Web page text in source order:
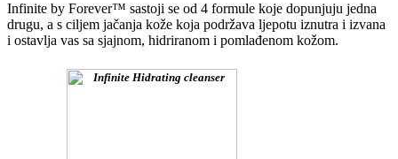
Infinite by Forever™ sastoji se od 4 formule koje dopunjuju jedna
drugu, a s ciljem jačanja kože koja podržava ljepotu iznutra i izvana
i ostavlja vas sa sjajnom, hidriranom i pomlađenom kožom.